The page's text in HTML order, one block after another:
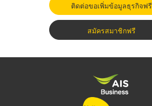
ติดต่อขอเพิ่มข้อมูลธุรกิจฟรี
สมัครสมาชิกฟรี